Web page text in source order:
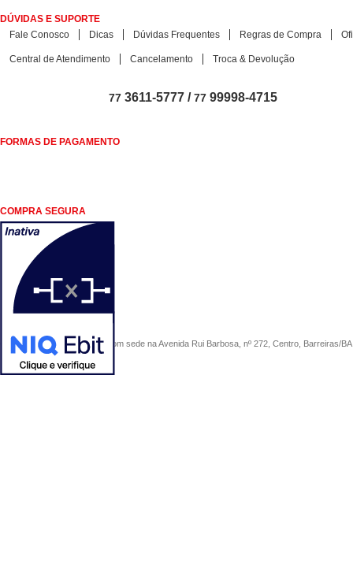
DÚVIDAS E SUPORTE
Fale Conosco
Dicas Dúvidas Frequentes Regras de Compra
Central de Atendimento Cancelamento Troca & Devolução
77 3611-5777 /77 99998-4715
FORMAS DE PAGAMENTO
COMPRA SEGURA
COMERCIAL SÃO PAULO, com sede na Avenida Rui Barbosa, nº 272, Centro, Barreiras/